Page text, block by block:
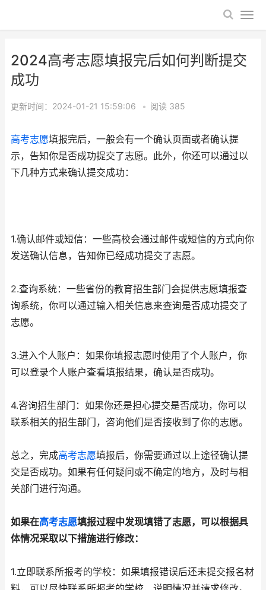
2024高考志愿填报完后如何判断提交
成功
更新时间：2024-01-21 15:59:06 • 阅读 385
高考志愿填报完后，一般会有一个确认页面或者确认提
示，告知你是否成功提交了志愿。此外，你还可以通过以
下几种方式来确认提交成功：
1.确认邮件或短信：一些高校会通过邮件或短信的方式向你
发送确认信息，告知你已经成功提交了志愿。
2.查询系统：一些省份的教育招生部门会提供志愿填报查
询系统，你可以通过输入相关信息来查询是否成功提交了
志愿。
3.进入个人账户：如果你填报志愿时使用了个人账户，你
可以登录个人账户查看填报结果，确认是否成功。
4.咨询招生部门：如果你还是担心提交是否成功，你可以
联系相关的招生部门，咨询他们是否接收到了你的志愿。
总之，完成高考志愿填报后，你需要通过以上途径确认提
交是否成功。如果有任何疑问或不确定的地方，及时与相
关部门进行沟通。
如果在高考志愿填报过程中发现填错了志愿，可以根据具
体情况采取以下措施进行修改：
1.立即联系所报考的学校：如果填报错误后还未提交报名材